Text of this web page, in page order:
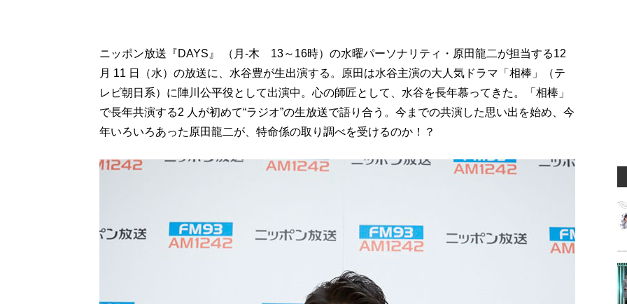
ニッポン放送『DAYS』 （月-木 13～16時）の水曜パーソナリティ・原田龍二が担当する12
月 11 日（水）の放送に、水谷豊が生出演する。原田は水谷主演の大人気ドラマ「相棒」（テ
レビ朝日系）に陣川公平役として出演中。心の師匠として、水谷を長年慕ってきた。「相棒」
で長年共演する2 人が初めて“ラジオ”の生放送で語り合う。今までの共演した思い出を始め、今
年いろいろあった原田龍二が、特命係の取り調べを受けるのか！？